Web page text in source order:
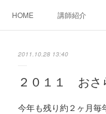
HOME 講師紹介
ご相談・体験レッスンお申し
ア
2011.10.28 13:40
２０１１ おさ
今年も残り約２ヶ月